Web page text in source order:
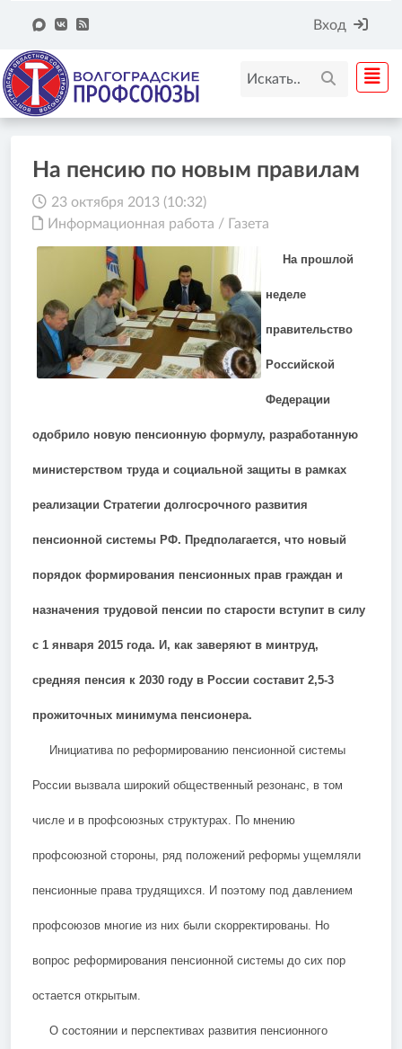
Вход
На пенсию по новым правилам
23 октября 2013 (10:32)
Информационная работа / Газета
На прошлой
неделе
правительство
Российской
Федерации
одобрило новую пенсионную формулу, разработанную
министерством труда и социальной защиты в рамках
реализации Стратегии долгосрочного развития
пенсионной системы РФ. Предполагается, что новый
порядок формирования пенсионных прав граждан и
назначения трудовой пенсии по старости вступит в силу
с 1 января 2015 года. И, как заверяют в минтруд,
средняя пенсия к 2030 году в России составит 2,5-3
прожиточных минимума пенсионера.
Инициатива по реформированию пенсионной системы
России вызвала широкий общественный резонанс, в том
числе и в профсоюзных структурах. По мнению
профсоюзной стороны, ряд положений реформы ущемляли
пенсионные права трудящихся. И поэтому под давлением
профсоюзов многие из них были скорректированы. Но
вопрос реформирования пенсионной системы до сих пор
остается открытым.
О состоянии и перспективах развития пенсионного